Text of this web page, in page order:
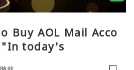
Buy AOL Mail Acco
"In today's